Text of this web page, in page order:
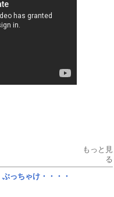
もっと見
る
っちゃけ・・・・